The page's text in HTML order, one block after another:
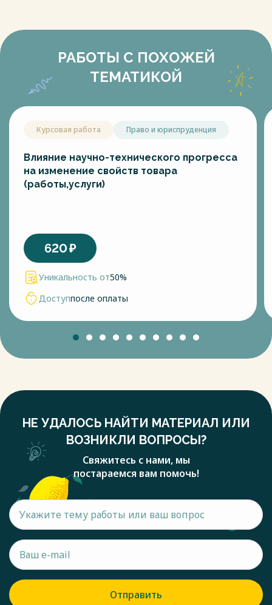
РАБОТЫ С ПОХОЖЕЙ
ТЕМАТИКОЙ
Курсовая работа Право и юриспруденция
Влияние научно-технического прогресса
на изменение свойств товара
(работы,услуги)
620₽
Уникальность от50%
Доступпосле оплаты
НЕ УДАЛОСЬ НАЙТИ МАТЕРИАЛ ИЛИ
ВОЗНИКЛИ ВОПРОСЫ?
Свяжитесь с нами, мы
постараемся вам помочь!
Отправить